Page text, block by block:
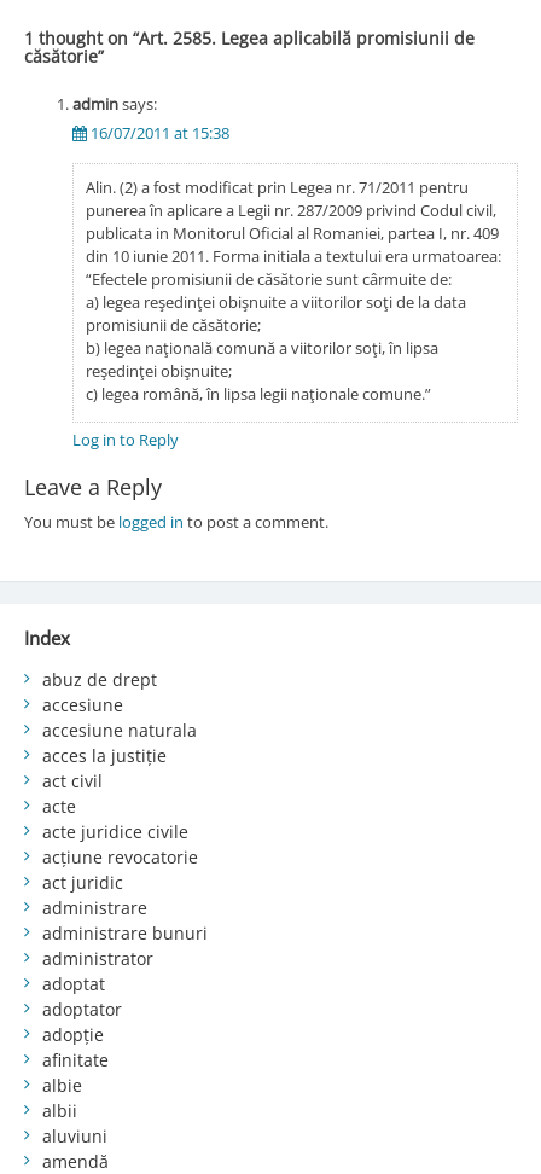
1 thought on “Art. 2585. Legea aplicabilă promisiunii de
căsătorie”
adminsays:
16/07/2011 at 15:38
Alin. (2) a fost modificat prin Legea nr. 71/2011 pentru
punerea în aplicare a Legii nr. 287/2009 privind Codul civil,
publicata in Monitorul Oficial al Romaniei, partea I, nr. 409
din 10 iunie 2011. Forma initiala a textului era urmatoarea:
“Efectele promisiunii de căsătorie sunt cârmuite de:
a) legea reşedinţei obişnuite a viitorilor soţi de la data
promisiunii de căsătorie;
b) legea naţională comună a viitorilor soţi, în lipsa
reşedinţei obişnuite;
c) legea română, în lipsa legii naţionale comune.”
Log in to Reply
Leave a Reply
You must be logged in to post a comment.
Index
abuz de drept
accesiune
accesiune naturala
acces la justiție
act civil
acte
acte juridice civile
acțiune revocatorie
act juridic
administrare
administrare bunuri
administrator
adoptat
adoptator
adopție
afinitate
albie
albii
aluviuni
amendă